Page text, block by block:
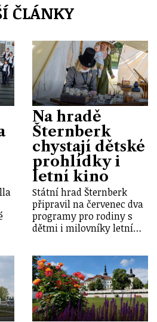
ČLÁNKY
Na hradě
Šternberk
chystají dětské
prohlídky i
letní kino
Státní hrad Šternberk
připravil na červenec dva
programy pro rodiny s
dětmi i milovníky letní…